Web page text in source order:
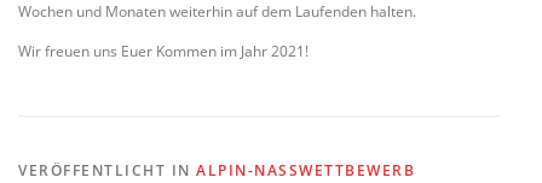
Wochen und Monaten weiterhin auf dem Laufenden halten.
Wir freuen uns Euer Kommen im Jahr 2021!
VERÖFFENTLICHT IN ALPIN-NASSWETTBEWERB